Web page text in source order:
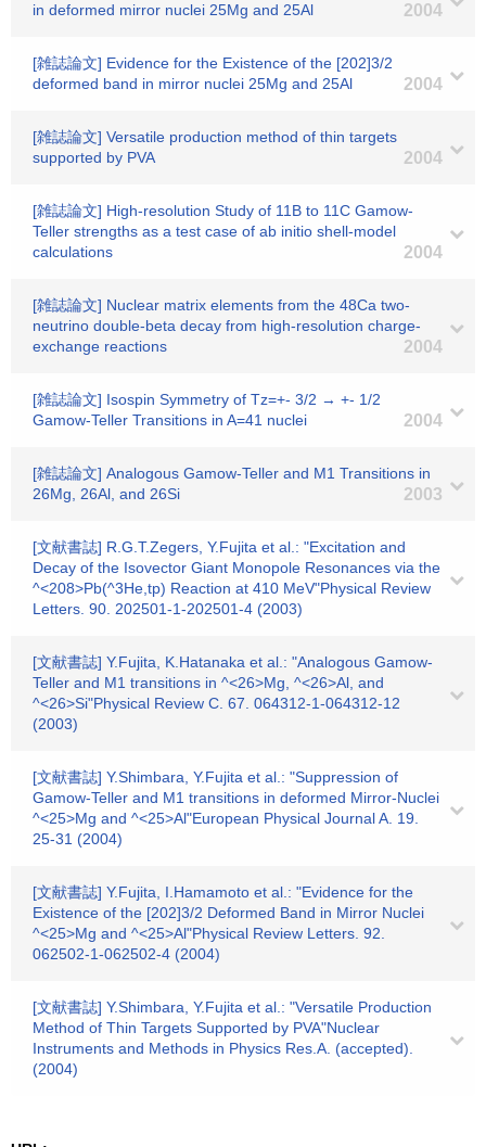
in deformed mirror nuclei 25Mg and 25Al
2004
[雑誌論文] Evidence for the Existence of the [202]3/2
deformed band in mirror nuclei 25Mg and 25Al
2004
[雑誌論文] Versatile production method of thin targets
supported by PVA
2004
[雑誌論文] High-resolution Study of 11B to 11C Gamow-
Teller strengths as a test case of ab initio shell-model
calculations
2004
[雑誌論文] Nuclear matrix elements from the 48Ca two-
neutrino double-beta decay from high-resolution charge-
exchange reactions
2004
[雑誌論文] Isospin Symmetry of Tz=+- 3/2 → +- 1/2
Gamow-Teller Transitions in A=41 nuclei
2004
[雑誌論文] Analogous Gamow-Teller and M1 Transitions in
26Mg, 26Al, and 26Si
2003
[文献書誌] R.G.T.Zegers, Y.Fujita et al.: "Excitation and
Decay of the Isovector Giant Monopole Resonances via the
^<208>Pb(^3He,tp) Reaction at 410 MeV"Physical Review
Letters. 90. 202501-1-202501-4 (2003)
[文献書誌] Y.Fujita, K.Hatanaka et al.: "Analogous Gamow-
Teller and M1 transitions in ^<26>Mg, ^<26>Al, and
^<26>Si"Physical Review C. 67. 064312-1-064312-12
(2003)
[文献書誌] Y.Shimbara, Y.Fujita et al.: "Suppression of
Gamow-Teller and M1 transitions in deformed Mirror-Nuclei
^<25>Mg and ^<25>Al"European Physical Journal A. 19.
25-31 (2004)
[文献書誌] Y.Fujita, I.Hamamoto et al.: "Evidence for the
Existence of the [202]3/2 Deformed Band in Mirror Nuclei
^<25>Mg and ^<25>Al"Physical Review Letters. 92.
062502-1-062502-4 (2004)
[文献書誌] Y.Shimbara, Y.Fujita et al.: "Versatile Production
Method of Thin Targets Supported by PVA"Nuclear
Instruments and Methods in Physics Res.A. (accepted).
(2004)